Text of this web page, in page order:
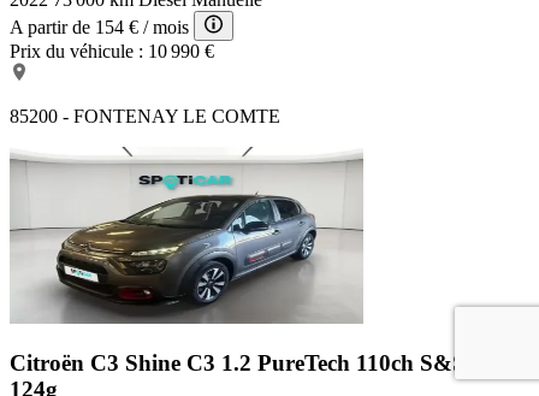
A partir de 154 € / mois
Prix du véhicule : 10 990 €
85200 - FONTENAY LE COMTE
Citroën C3 Shine C3 1.2 PureTech 110ch S&S Shine
124g